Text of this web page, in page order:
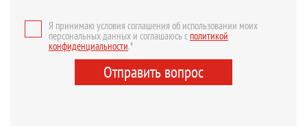
Я принимаю условия соглашения об использовании моих
персональных данных и соглашаюсь сполитикой
конфиденциальности.*
Отправить вопрос